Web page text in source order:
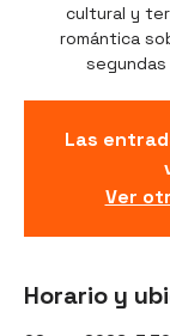
cultural y
romántica
Las
Ver
Horario y